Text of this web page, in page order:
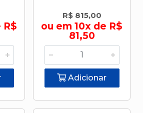
R$
R$ 815,00
ou em 10x de R$
81,50
Adicionar